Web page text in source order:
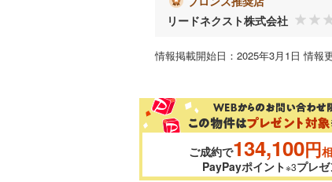
リードネクスト株式会社
情報掲載開始日：2025年3月1日 情報
ご成約で134,100円
PayPayポイント※3プレゼ